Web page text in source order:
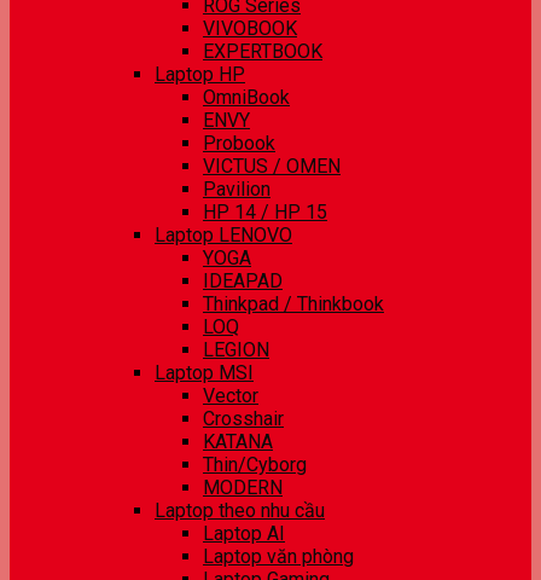
ROG Series
VIVOBOOK
EXPERTBOOK
Laptop HP
OmniBook
ENVY
Probook
VICTUS / OMEN
Pavilion
HP 14 / HP 15
Laptop LENOVO
YOGA
IDEAPAD
Thinkpad / Thinkbook
LOQ
LEGION
Laptop MSI
Vector
Crosshair
KATANA
Thin/Cyborg
MODERN
Laptop theo nhu cầu
Laptop AI
Laptop văn phòng